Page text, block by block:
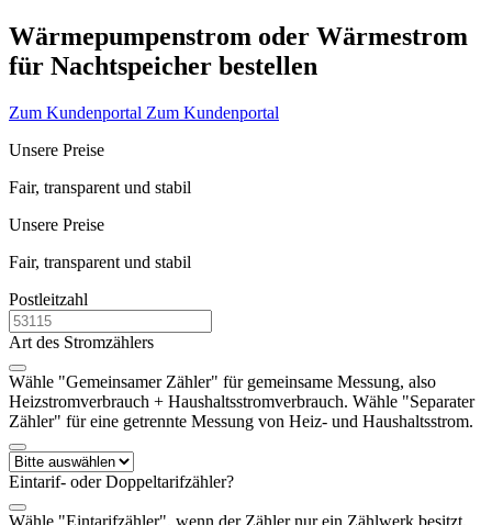
Wärmepumpenstrom oder Wärmestrom
für Nachtspeicher bestellen
Zum Kundenportal Zum Kundenportal
Unsere Preise
Fair, transparent und stabil
Unsere Preise
Fair, transparent und stabil
Postleitzahl
Art des Stromzählers
Wähle "Gemeinsamer Zähler" für gemeinsame Messung, also
Heizstromverbrauch + Haushaltsstromverbrauch. Wähle "Separater
Zähler" für eine getrennte Messung von Heiz- und Haushaltsstrom.
Eintarif- oder Doppeltarifzähler?
Wähle "Eintarifzähler", wenn der Zähler nur ein Zählwerk besitzt.